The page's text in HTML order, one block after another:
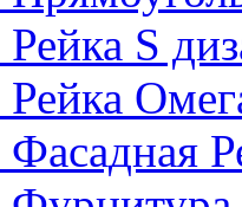
Рейка S
Рейка
Фасадная